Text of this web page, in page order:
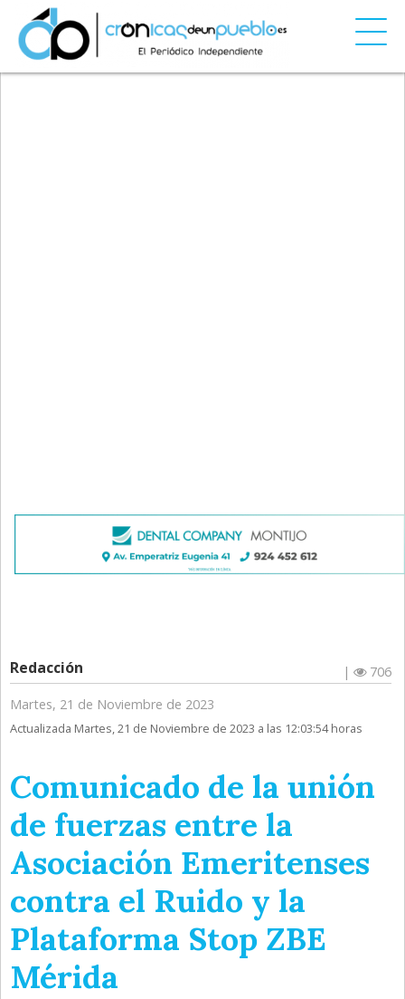
Redacción |
706
Martes, 21 de Noviembre de 2023
Actualizada Martes, 21 de Noviembre de 2023 a las 12:03:54 horas
Comunicado de la unión
de fuerzas entre la
Asociación Emeritenses
contra el Ruido y la
Plataforma Stop ZBE
Mérida